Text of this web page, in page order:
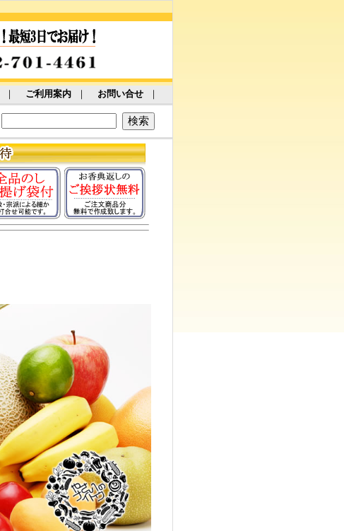
｜ ご利用案内 ｜ お問い合せ ｜